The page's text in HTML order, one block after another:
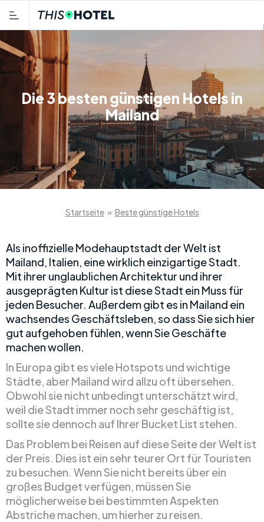
Die 3 besten günstigen Hotels in
Mailand
Startseite » Beste günstige Hotels
Als inoffizielle Modehauptstadt der Welt ist
Mailand, Italien, eine wirklich einzigartige Stadt.
Mit ihrer unglaublichen Architektur und ihrer
ausgeprägten Kultur ist diese Stadt ein Muss für
jeden Besucher. Außerdem gibt es in Mailand ein
wachsendes Geschäftsleben, so dass Sie sich hier
gut aufgehoben fühlen, wenn Sie Geschäfte
machen wollen.
In Europa gibt es viele Hotspots und wichtige
Städte, aber Mailand wird allzu oft übersehen.
Obwohl sie nicht unbedingt unterschätzt wird,
weil die Stadt immer noch sehr geschäftig ist,
sollte sie dennoch auf Ihrer Bucket List stehen.
Das Problem bei Reisen auf diese Seite der Welt ist
der Preis. Dies ist ein sehr teurer Ort für Touristen
zu besuchen. Wenn Sie nicht bereits über ein
großes Budget verfügen, müssen Sie
möglicherweise bei bestimmten Aspekten
Abstriche machen, um hierher zu reisen.